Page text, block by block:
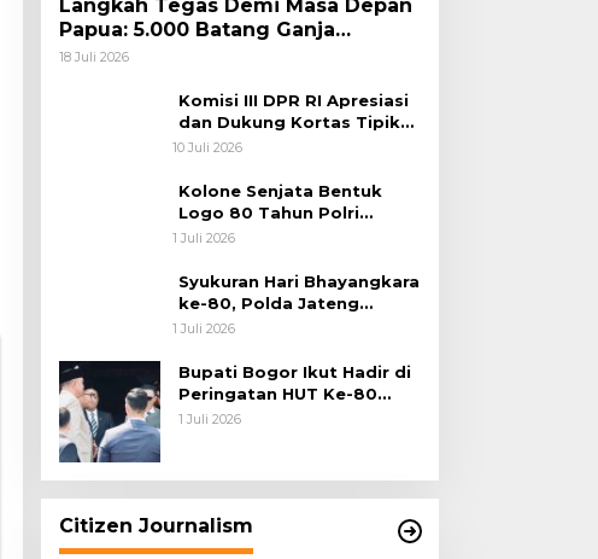
Langkah Tegas Demi Masa Depan
Papua: 5.000 Batang Ganja
Berhasil Diungkap Koops TNI
18 Juli 2026
Komisi III DPR RI Apresiasi
dan Dukung Kortas Tipikor
Polri Usut Dugaan Korupsi
10 Juli 2026
Kolone Senjata Bentuk
Logo 80 Tahun Polri
Warnai Upacara Hari
1 Juli 2026
Syukuran Hari Bhayangkara
ke-80, Polda Jateng
Teguhkan Semangat
Kebersamaan
1 Juli 2026
Bupati Bogor Ikut Hadir di
Peringatan HUT Ke-80
Bhayangkara, Sinergi Polri
Daerah
1 Juli 2026
Citizen Journalism